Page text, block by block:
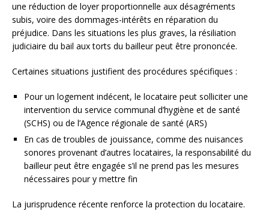
une réduction de loyer proportionnelle aux désagréments
subis, voire des dommages-intérêts en réparation du
préjudice. Dans les situations les plus graves, la résiliation
judiciaire du bail aux torts du bailleur peut être prononcée.
Certaines situations justifient des procédures spécifiques :
Pour un logement indécent, le locataire peut solliciter une
intervention du service communal d’hygiène et de santé
(SCHS) ou de l’Agence régionale de santé (ARS)
En cas de troubles de jouissance, comme des nuisances
sonores provenant d’autres locataires, la responsabilité du
bailleur peut être engagée s’il ne prend pas les mesures
nécessaires pour y mettre fin
La jurisprudence récente renforce la protection du locataire.